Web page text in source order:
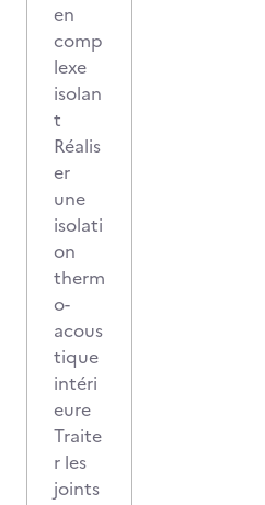
en
comp
lexe
isolan
t
Réalis
er
une
isolati
on
therm
o-
acous
tique
intéri
eure
Traite
r les
joints